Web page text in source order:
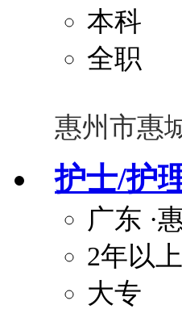
本科
全职
惠州市惠
护士/护
广东 ·
2年以上
大专